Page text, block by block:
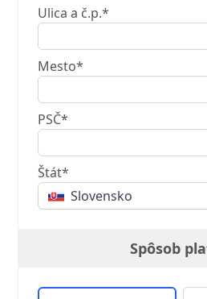
Ulica a č.p.*
Mesto*
PSČ*
Štát*
Slovensko
Spôsob